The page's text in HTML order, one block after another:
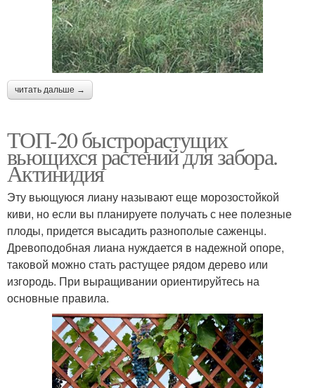
читать дальше →
ТОП-20 быстрорастущих
вьющихся растений для забора.
Актинидия
Эту вьющуюся лиану называют еще морозостойкой
киви, но если вы планируете получать с нее полезные
плоды, придется высадить разнополые саженцы.
Древоподобная лиана нуждается в надежной опоре,
таковой можно стать растущее рядом дерево или
изгородь. При выращивании ориентируйтесь на
основные правила.